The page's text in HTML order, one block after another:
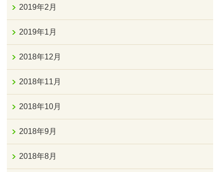
2019年2月
2019年1月
2018年12月
2018年11月
2018年10月
2018年9月
2018年8月